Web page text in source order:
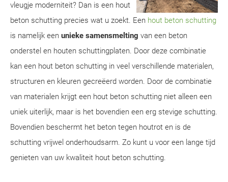
vleugje moderniteit? Dan is een hout
beton schutting precies wat u zoekt. Een hout beton schutting
is namelijk een unieke samensmelting van een beton
onderstel en houten schuttingplaten. Door deze combinatie
kan een hout beton schutting in veel verschillende materialen,
structuren en kleuren gecreëerd worden. Door de combinatie
van materialen krijgt een hout beton schutting niet alleen een
uniek uiterlijk, maar is het bovendien een erg stevige schutting.
Bovendien beschermt het beton tegen houtrot en is de
schutting vrijwel onderhoudsarm. Zo kunt u voor een lange tijd
genieten van uw kwaliteit hout beton schutting.